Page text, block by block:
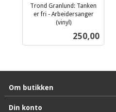
Trond Granlund: Tanken
er fri - Arbeidersanger
(vinyl)
Pris
250,00
Om butikken
Din konto